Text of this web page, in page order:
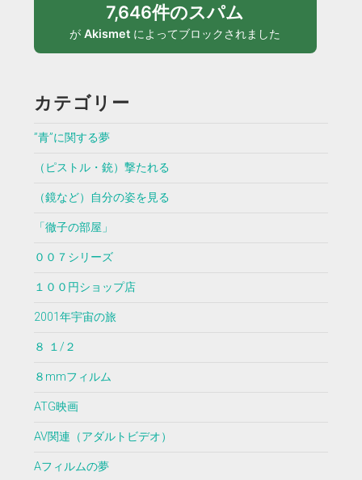
7,646件のスパム
がAkismet によってブロックされました
カテゴリー
”青”に関する夢
（ピストル・銃）撃たれる
（鏡など）自分の姿を見る
「徹子の部屋」
００７シリーズ
１００円ショップ店
2001年宇宙の旅
８ １/２
８mmフィルム
ATG映画
AV関連（アダルトビデオ）
Aフィルムの夢